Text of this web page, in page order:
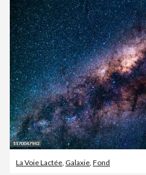
La Voie Lactée, Galaxie, Fond